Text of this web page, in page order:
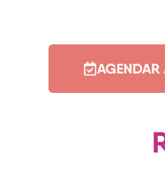
AGENDAR